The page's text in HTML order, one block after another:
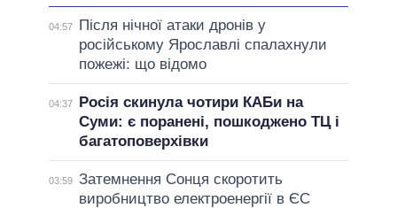
04:57
Після нічної атаки дронів у
російському Ярославлі спалахнули
пожежі: що відомо
04:37
Росія скинула чотири КАБи на
Суми: є поранені, пошкоджено ТЦ і
багатоповерхівки
03:59 Затемнення Сонця скоротить
виробництво електроенергії в ЄС